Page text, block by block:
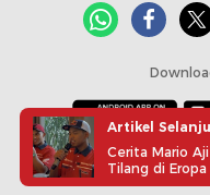
Copyright @
Artikel
Cerita Mario
Tilang di Eropa